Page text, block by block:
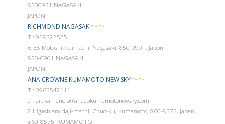
8500931 NAGASAKI
JAPON
RICHMOND NAGASAKI****
Т.: 958322525
6-38 Motoshikkuimachi, Nagasaki, 850-0901, Japón
850-0901 NAGASAKI
JAPON
ANA CROWNE KUMAMOTO NEW SKY****
Т.: 0963542111
email: yamano.s@anacpkumamotonewsky.com
2 Higashiamidaji-machi, Chuo-ku, Kumamoto, 860-8575, Japan
860-8575, KUMAMOTO